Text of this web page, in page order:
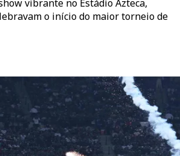
vibrante no Estádio Azteca,
o início do maior torneio de